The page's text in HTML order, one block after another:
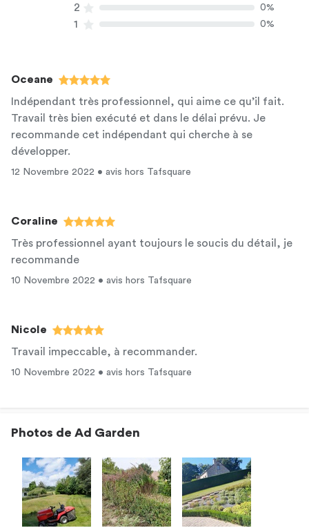
2 0%
1 0%
Oceane
Indépendant très professionnel, qui aime ce qu’il fait.
Travail très bien exécuté et dans le délai prévu. Je
recommande cet indépendant qui cherche à se
développer.
12 Novembre 2022 • avis hors Tafsquare
Coraline
Très professionnel ayant toujours le soucis du détail, je
recommande
10 Novembre 2022 • avis hors Tafsquare
Nicole
Travail impeccable, à recommander.
10 Novembre 2022 • avis hors Tafsquare
Photos de Ad Garden